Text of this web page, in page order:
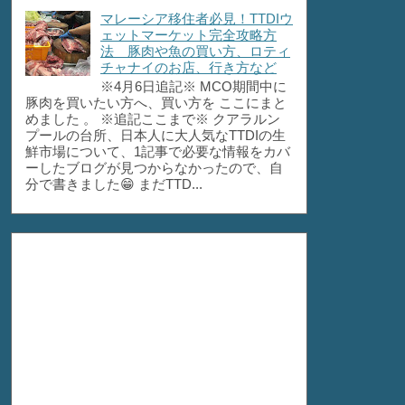
マレーシア移住者必見！TTDIウ
ェットマーケット完全攻略方
法 豚肉や魚の買い方、ロティ
チャナイのお店、行き方など
※4月6日追記※ MCO期間中に
豚肉を買いたい方へ、買い方を ここにまと
めました 。 ※追記ここまで※ クアラルン
プールの台所、日本人に大人気なTTDIの生
鮮市場について、1記事で必要な情報をカバ
ーしたブログが見つからなかったので、自
分で書きました😁 まだTTD...